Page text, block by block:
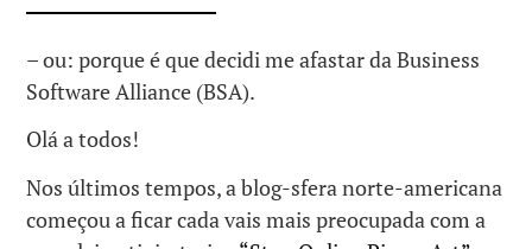
– ou: porque é que decidi me afastar da Business
Software Alliance (BSA).
Olá a todos!
Nos últimos tempos, a blog-sfera norte-americana
começou a ficar cada vais mais preocupada com a